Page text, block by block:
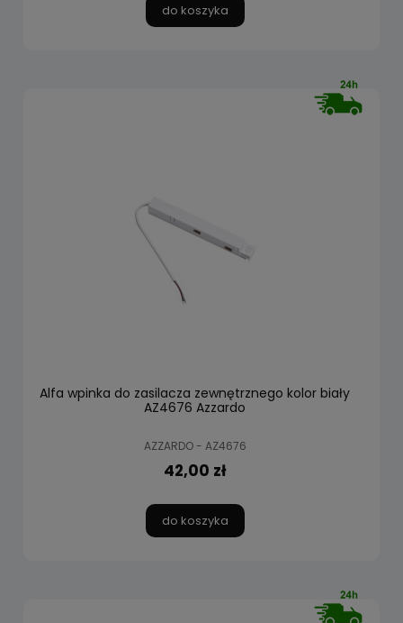
do koszyka
Alfa wpinka do zasilacza zewnętrznego kolor biały
AZ4676 Azzardo
AZZARDO - AZ4676
42,00 zł
do koszyka